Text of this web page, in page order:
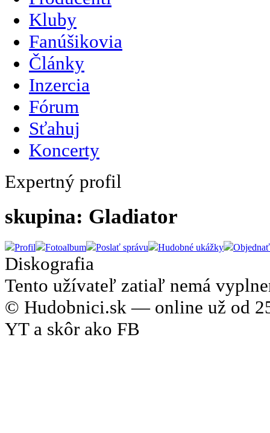
Kluby
Fanúšikovia
Články
Inzercia
Fórum
Sťahuj
Koncerty
Expertný profil
skupina: Gladiator
Profil Fotoalbum Poslať správu Hudobné ukážky Objednať
Diskografia
Tento užívateľ zatiaľ nemá
© Hudobnici.sk — online už od
YT a skôr ako FB